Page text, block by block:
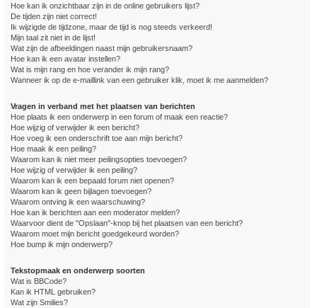
Hoe kan ik onzichtbaar zijn in de online gebruikers lijst?
De tijden zijn niet correct!
Ik wijzigde de tijdzone, maar de tijd is nog steeds verkeerd!
Mijn taal zit niet in de lijst!
Wat zijn de afbeeldingen naast mijn gebruikersnaam?
Hoe kan ik een avatar instellen?
Wat is mijn rang en hoe verander ik mijn rang?
Wanneer ik op de e-maillink van een gebruiker klik, moet ik me aanmelden?
Vragen in verband met het plaatsen van berichten
Hoe plaats ik een onderwerp in een forum of maak een reactie?
Hoe wijzig of verwijder ik een bericht?
Hoe voeg ik een onderschrift toe aan mijn bericht?
Hoe maak ik een peiling?
Waarom kan ik niet meer peilingsopties toevoegen?
Hoe wijzig of verwijder ik een peiling?
Waarom kan ik een bepaald forum niet openen?
Waarom kan ik geen bijlagen toevoegen?
Waarom ontving ik een waarschuwing?
Hoe kan ik berichten aan een moderator melden?
Waarvoor dient de "Opslaan"-knop bij het plaatsen van een bericht?
Waarom moet mijn bericht goedgekeurd worden?
Hoe bump ik mijn onderwerp?
Tekstopmaak en onderwerp soorten
Wat is BBCode?
Kan ik HTML gebruiken?
Wat zijn Smilies?